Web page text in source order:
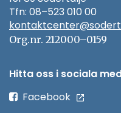
Tfn: 08–523 010 00
Org.nr. 212000–0159
Hitta oss i sociala
FacebookÖppna